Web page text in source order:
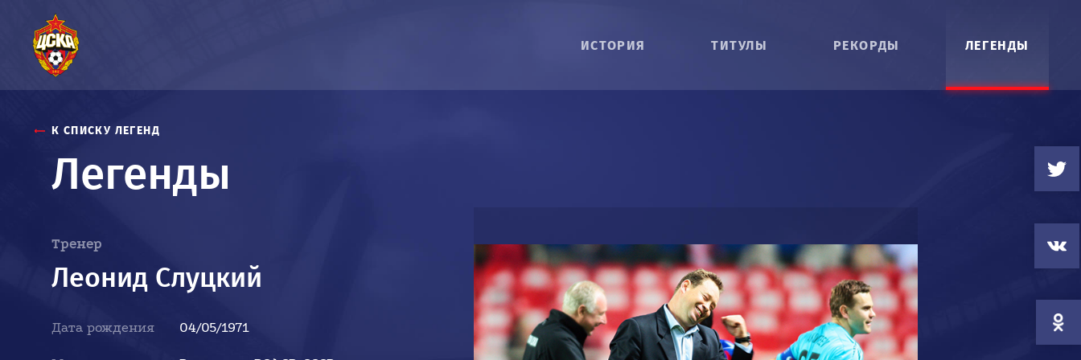
ИСТОРИЯ ТИТУЛЫ РЕКОРДЫ ЛЕГЕНДЫ
К СПИСКУ ЛЕГЕНД
Легенды
Тренер
Леонид Слуцкий
Дата рождения 04/05/1971